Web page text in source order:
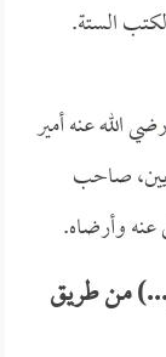
الستة.
رضي الله عنه أمير
صاحب
عنه وأرضاه.
من طريق